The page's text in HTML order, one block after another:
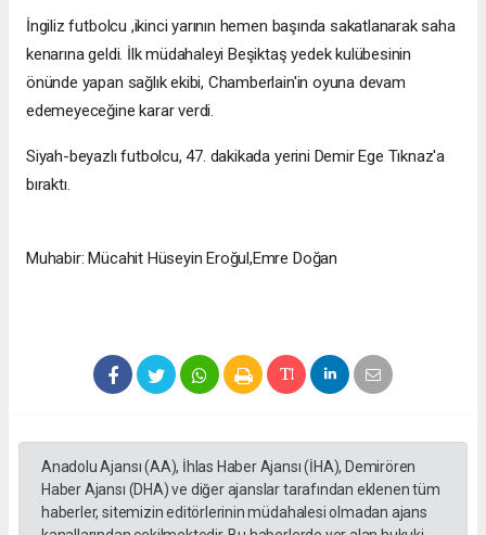
İngiliz futbolcu ,ikinci yarının hemen başında sakatlanarak saha
kenarına geldi. İlk müdahaleyi Beşiktaş yedek kulübesinin
önünde yapan sağlık ekibi, Chamberlain'in oyuna devam
edemeyeceğine karar verdi.
Siyah-beyazlı futbolcu, 47. dakikada yerini Demir Ege Tıknaz'a
bıraktı.
Muhabir: Mücahit Hüseyin Eroğul,Emre Doğan
Anadolu Ajansı (AA), İhlas Haber Ajansı (İHA), Demirören
Haber Ajansı (DHA) ve diğer ajanslar tarafından eklenen tüm
haberler, sitemizin editörlerinin müdahalesi olmadan ajans